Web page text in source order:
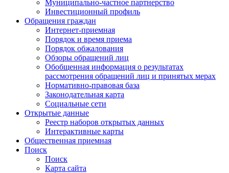
Муниципально-частное партнерство
Инвестиционный профиль
Обращения граждан
Интернет-приемная
Порядок и время приема
Порядок обжалования
Обзоры обращений лиц
Обобщенная информация о результатах
рассмотрения обращений лиц и принятых мерах
Нормативно-правовая база
Законодательная карта
Социальные сети
Открытые данные
Реестр наборов открытых данных
Интерактивные карты
Общественная приемная
Поиск
Поиск
Карта сайта